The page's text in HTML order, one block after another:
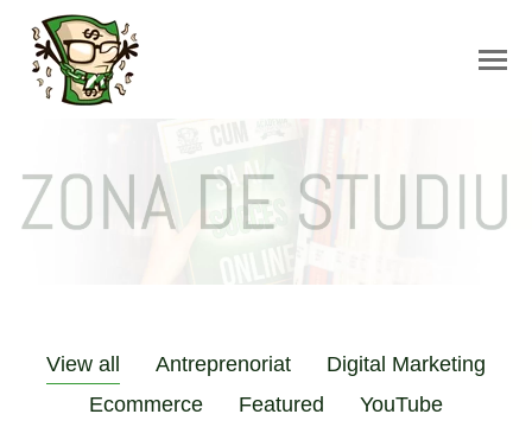
View all Antreprenoriat
Digital Marketing
Ecommerce
Featured YouTube